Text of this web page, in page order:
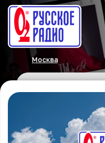
Москва